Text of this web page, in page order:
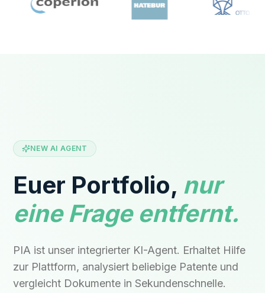
NEW AI AGENT
Euer Portfolio, nur
eine Frage entfernt.
PIA ist unser integrierter KI-Agent. Erhaltet Hilfe
zur Plattform, analysiert beliebige Patente und
vergleicht Dokumente in Sekundenschnelle.